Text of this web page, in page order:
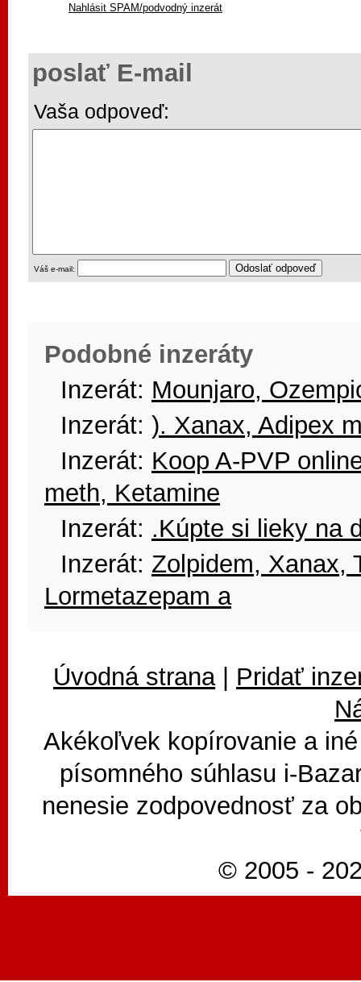
Nahlásit SPAM/podvodný inzerát
poslať E-mail
Vaša odpoveď:
Váš e-mail:
Podobné inzeráty
Inzerát: Mounjaro,
Inzerát: ). Xanax, Adipex
Inzerát: Koop A-PVP
meth, Ketamine
Inzerát: .Kúpte si lieky na
Inzerát: Zolpidem, Xanax,
Lormetazepam a
Úvodná strana| Pridať
Akékoľvek kopírovanie a
písomného súhlasu i-
nenesie zodpovednosť za
© 2005 -